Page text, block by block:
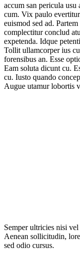
accum san pericula
cum. Vix paulo
euismod sed ad.
complectitur conclud
expetenda. Idque
Tollit ullamcorper ius
forensibus an. Esse
Eam soluta dicunt cu.
cu. Iusto quando
Augue utamur lobortis
Semper ultricies nisi
Aenean sollicitudin,
sed odio cursus.